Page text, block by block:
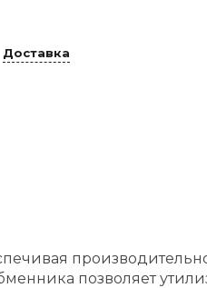
Доставка
позволяет